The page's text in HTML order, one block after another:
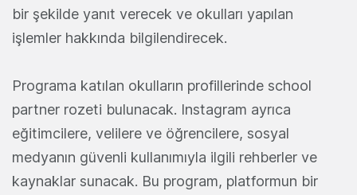
bir şekilde yanıt verecek ve okulları yapılan
işlemler hakkında bilgilendirecek.
Programa katılan okulların profillerinde school
partner rozeti bulunacak. Instagram ayrıca
eğitimcilere, velilere ve öğrencilere, sosyal
medyanın güvenli kullanımıyla ilgili rehberler ve
kaynaklar sunacak. Bu program, platformun bir